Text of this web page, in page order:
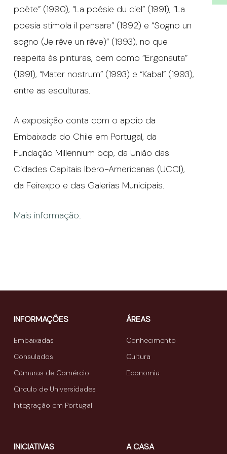
poète” (1990), “La poésie du ciel” (1991), “La
poesia stimola il pensare” (1992) e “Sogno un
sogno (Je rêve un rêve)” (1993), no que
respeita às pinturas, bem como “Ergonauta”
(1991), “Mater nostrum” (1993) e “Kabal” (1993),
entre as esculturas.
A exposição conta com o apoio da
Embaixada do Chile em Portugal, da
Fundação Millennium bcp, da União das
Cidades Capitais Ibero-Americanas (UCCI),
da Feirexpo e das Galerias Municipais.
Mais informação.
INFORMAÇÕES
Embaixadas
Consulados
Câmaras de Comércio
Círculo de Universidades
Integração em Portugal
ÁREAS
Conhecimento
Cultura
Economia
INICIATIVAS A CASA